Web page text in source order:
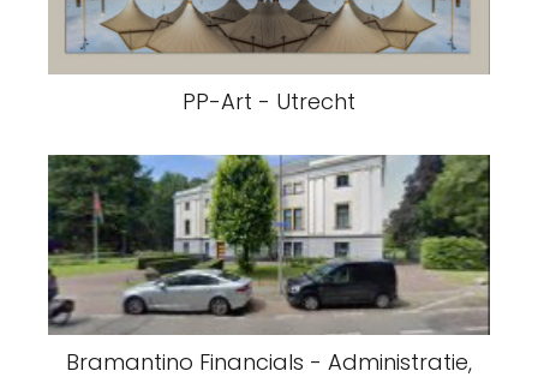
PP-Art - Utrecht
Bramantino Financials - Administratie,